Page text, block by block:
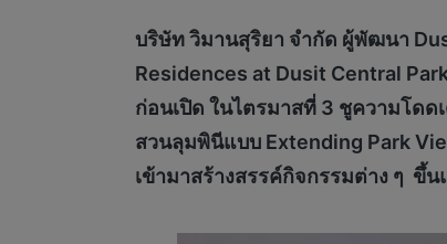
บริษัท วิมานสุริยา จำกัด ผู้พัฒนา
Residences at Dusit Central
ก่อนเปิด ในไตรมาสที่ 3 ชูความโด
สวนลุมพินีแบบ Extending Park
เข้ามาสร้างสรรค์กิจกรรมต่าง ๆ ขึ้น